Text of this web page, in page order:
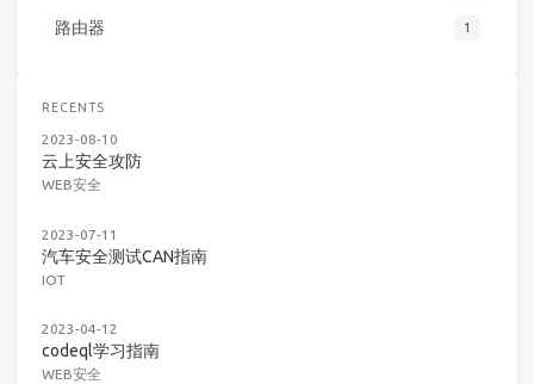
路由器 1
RECENTS
2023-08-10
云上安全攻防
WEB安全
2023-07-11
汽车安全测试CAN指南
IOT
2023-04-12
codeql学习指南
WEB安全